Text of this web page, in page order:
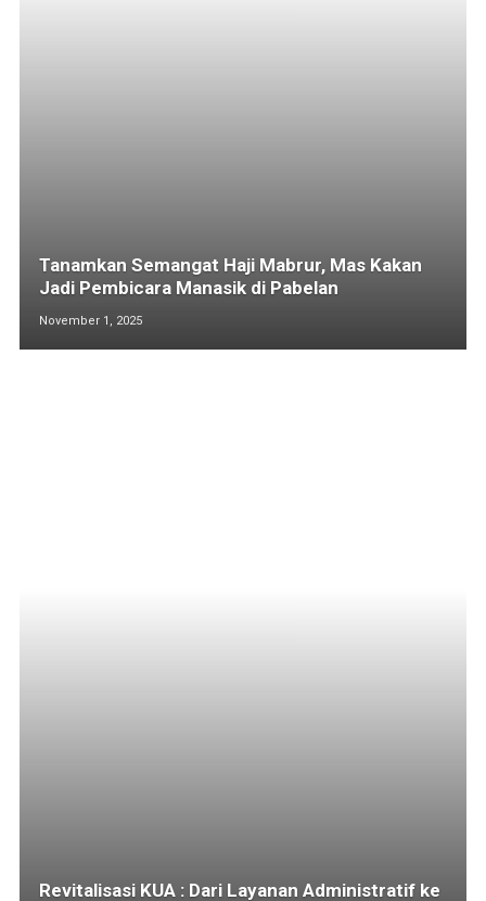
Tanamkan Semangat Haji Mabrur, Mas Kakan
Jadi Pembicara Manasik di Pabelan
November 1, 2025
Revitalisasi KUA : Dari Layanan Administratif ke